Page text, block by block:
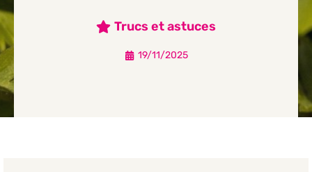
Trucs et astuces
19/11/2025